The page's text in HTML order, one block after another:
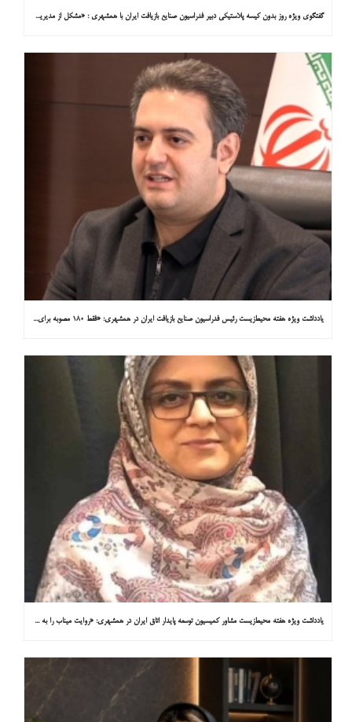
گفتگوی ویژه روز بدون کیسه پلاستیکی دبیر فدراسیون صنایع بازیافت ایران با همشهری : «مشکل از مدیریت پسماند پلاستیکی است، نه کیسه پلاستیکی»
یادداشت ویژه هفته محیط‌زیست رئیس فدراسیون صنایع بازیافت ایران در همشهری: «فقط ۱۸۰ مصوبه برای خارج کردن خودروهای فرسوده از خیابان‌ها»
یادداشت ویژه هفته محیط‌زیست مشاور کمیسیون توسعه پایدار اتاق ایران در همشهری: «روایت میناب را به کاپ ۳۱ ببریم»